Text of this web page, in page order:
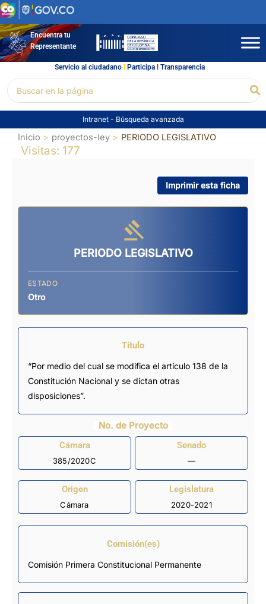
Ir
al
contenidoEncuentra tu
Representante
Servicio al ciudadano l Participal Transparencia
por:
Intranet - Búsqueda avanzada
Inicio proyectos-ley PERIODO LEGISLATIVO
Visitas: 177
Imprimir esta ficha
PERIODO LEGISLATIVO
ESTADO
Otro
Título
“Por medio del cual se modifica el artículo 138 de la
Constitución Nacional y se dictan otras
disposiciones”.
No. de Proyecto
Cámara
385/2020C
Senado
—
Origen
Cámara
Legislatura
2020-2021
Comisión(es)
Comisión Primera Constitucional Permanente